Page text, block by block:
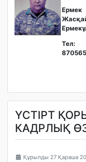
Ермек
Тел:
ҮСТІРТ
КАДРЛЫҚ
Құрылды 27 Қараша